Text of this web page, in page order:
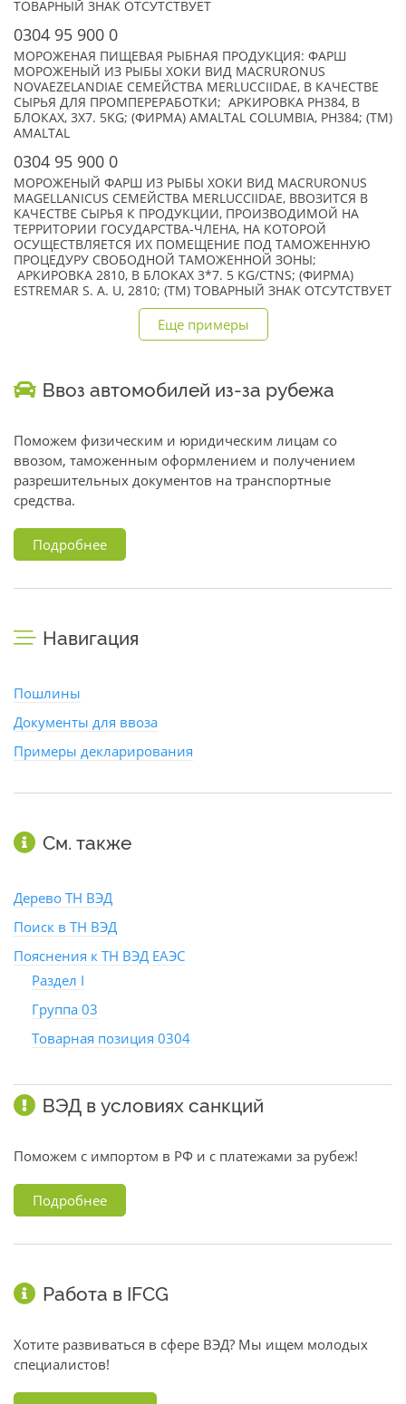
ТОВАРНЫЙ ЗНАК ОТСУТСТВУЕТ
0304 95 900 0
МОРОЖЕНАЯ ПИЩЕВАЯ РЫБНАЯ ПРОДУКЦИЯ: ФАРШ
МОРОЖЕНЫЙ ИЗ РЫБЫ ХОКИ ВИД MACRURONUS
NOVAEZELANDIAE СЕМЕЙСТВА MERLUCCIIDAE, В КАЧЕСТВЕ
СЫРЬЯ ДЛЯ ПРОМПЕРЕРАБОТКИ; АРКИРОВКА РН384, В
БЛОКАХ, 3X7. 5KG; (ФИРМА) AMALTAL COLUMBIA, PH384; (TM)
AMALTAL
0304 95 900 0
МОРОЖЕНЫЙ ФАРШ ИЗ РЫБЫ ХОКИ ВИД MACRURONUS
MAGELLANICUS СЕМЕЙСТВА MERLUCCIIDAE, ВВОЗИТСЯ В
КАЧЕСТВЕ СЫРЬЯ К ПРОДУКЦИИ, ПРОИЗВОДИМОЙ НА
ТЕРРИТОРИИ ГОСУДАРСТВА-ЧЛЕНА, НА КОТОРОЙ
ОСУЩЕСТВЛЯЕТСЯ ИХ ПОМЕЩЕНИЕ ПОД ТАМОЖЕННУЮ
ПРОЦЕДУРУ СВОБОДНОЙ ТАМОЖЕННОЙ ЗОНЫ;
АРКИРОВКА 2810, В БЛОКАХ 3*7. 5 KG/CTNS; (ФИРМА)
ESTREMAR S. A. U, 2810; (TM) ТОВАРНЫЙ ЗНАК ОТСУТСТВУЕТ
Еще примеры
Ввоз автомобилей из-за рубежа
Поможем физическим и юридическим лицам со
ввозом, таможенным оформлением и получением
разрешительных документов на транспортные
средства.
Подробнее
Навигация
Пошлины
Документы для ввоза
Примеры декларирования
См. также
Дерево ТН ВЭД
Поиск в ТН ВЭД
Пояснения к ТН ВЭД ЕАЭС
Раздел I
Группа 03
Товарная позиция 0304
ВЭД в условиях санкций
Поможем с импортом в РФ и с платежами за рубеж!
Подробнее
Работа в IFCG
Хотите развиваться в сфере ВЭД? Мы ищем молодых
специалистов!